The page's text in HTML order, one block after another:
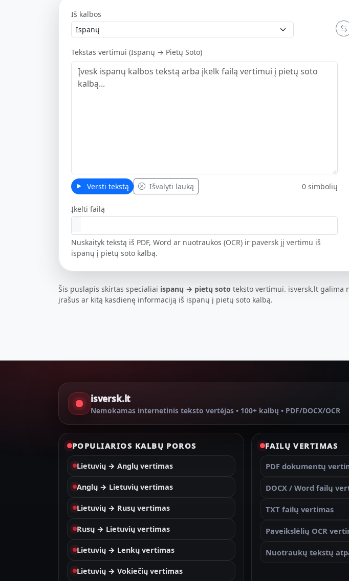
Iš kalbos
Tekstas vertimui (Ispanų → Pietų Soto)
Versti tekstą Išvalyti lauką 0 simbolių
Įkelti failą
Nuskaityk tekstą iš PDF, Word ar nuotraukos (OCR) ir paversk jį vertimu iš
ispanų į pietų soto kalbą.
Šis puslapis skirtas specialiai ispanų → pietų soto teksto vertimui. isversk.lt galima
įrašus ar kitą kasdienę informaciją iš ispanų į pietų soto kalbą.
isversk.lt
Nemokamas internetinis teksto vertėjas • 100+ kalbų • PDF/DOCX/OCR
POPULIARIOS KALBŲ POROS
Lietuvių → Anglų vertimas
Anglų → Lietuvių vertimas
Lietuvių → Rusų vertimas
Rusų → Lietuvių vertimas
Lietuvių → Lenkų vertimas
Lietuvių → Vokiečių vertimas
FAILŲ VERTIMAS
PDF dokumentų
DOCX / Word failų
TXT failų vertimas
Paveikslėlių OCR
Nuotraukų tekstų